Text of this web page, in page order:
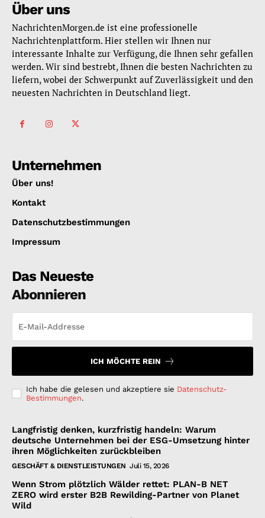
Über uns
NachrichtenMorgen.de ist eine professionelle
Nachrichtenplattform. Hier stellen wir Ihnen nur
interessante Inhalte zur Verfügung, die Ihnen sehr gefallen
werden. Wir sind bestrebt, Ihnen die besten Nachrichten zu
liefern, wobei der Schwerpunkt auf Zuverlässigkeit und den
neuesten Nachrichten in Deutschland liegt.
Unternehmen
Über uns!
Kontakt
Datenschutzbestimmungen
Impressum
Das Neueste
Abonnieren
ICH MÖCHTE REIN
Ich habe die gelesen und akzeptiere sie Datenschutz-
Bestimmungen.
Langfristig denken, kurzfristig handeln: Warum
deutsche Unternehmen bei der ESG-Umsetzung hinter
ihren Möglichkeiten zurückbleiben
GESCHÄFT & DIENSTLEISTUNGEN Juli 15, 2026
Wenn Strom plötzlich Wälder rettet: PLAN-B NET
ZERO wird erster B2B Rewilding-Partner von Planet
Wild